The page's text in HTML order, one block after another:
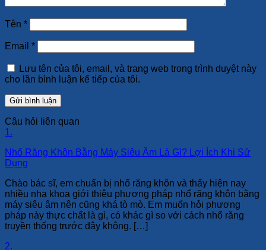
Tên *
Email *
Lưu tên của tôi, email, và trang web trong trình duyệt này
cho lần bình luận kế tiếp của tôi.
Câu hỏi liên quan
1.
Nhổ Răng Khôn Bằng Máy Siêu Âm Là Gì? Lợi Ích Khi Sử
Dụng
Chào bác sĩ, em chuẩn bị nhổ răng khôn và thấy hiện nay
nhiều nha khoa giới thiệu phương pháp nhổ răng khôn bằng
máy siêu âm nên cũng khá tò mò. Em muốn hỏi phương
pháp này thực chất là gì, có khác gì so với cách nhổ răng
truyền thống trước đây không. […]
2.